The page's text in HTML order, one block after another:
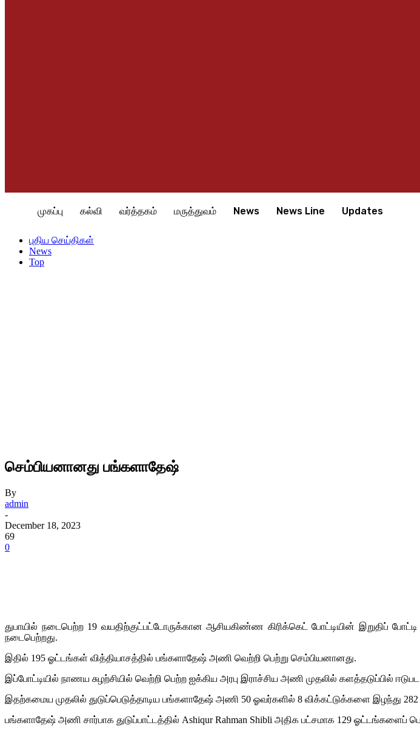
முகப்பு கல்வி வர்த்தகம் மருத்துவம் News News Line Updates
புதிய செய்திகள்
செம்பியனானது பங்களாதேஷ்
புதிய செய்திகள்
News
Top
செம்பியனானது பங்களாதேஷ்
By
admin
-
December 18, 2023
69
0
துபாயில் நடைபெற்ற 19 வயதிற்குட்பட்டோருக்கான ஆசியகிண்ண கிரிக்கெட் போட்டியின் இறுதிப்
நடைபெற்றது.
இதில் 195 ஓட்டங்கள் வித்தியாசத்தில் பங்களாதேஷ் அணி வெற்றி பெற்று செம்பியனானது.
இப்போட்டியில் நாணய சுழற்சியில் வெற்றி பெற்ற ஐக்கிய அரபு இராச்சிய அணி முதலில் களத்தடுப்பில்
இதற்கமைய முதலில் துடுப்பெடுத்தாடிய பங்களாதேஷ் அணி 50 ஓவர்களில் 8 விக்கட்டுக்களை இழந்து
பங்களாதேஷ் அணி சார்பாக துடுப்பாட்டத்தில் Ashiqur Rahman Shibli அதிக பட்சமாக 129 ஓட்டங்களைப்